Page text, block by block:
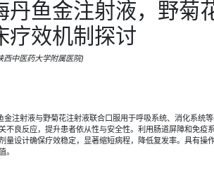
丹鱼金注射液，野菊
疗效机制探讨
西中医药大学附属医院)
金注射液与野菊花注射液联合口服用于呼吸系统、消化系统
不良反应，提升患者依从性与安全性。利用肠道屏障和免疫
量设计确保疗效稳定，显著缩短病程，降低复发率。具有操
。